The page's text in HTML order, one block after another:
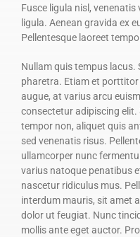
Fusce ligula nisl,
ligula. Aenean gravida ex
Pellentesque laoreet
Nullam quis tempus lacus.
pharetra. Etiam et
augue, at varius arcu
consectetur adipiscing elit.
tempor non, aliquet quis
sed venenatis risus.
ullamcorper nunc
varius natoque penatibus
nascetur ridiculus mus.
interdum mauris, sit amet
dolor ut feugiat. Nunc
mollis ante eget auctor.